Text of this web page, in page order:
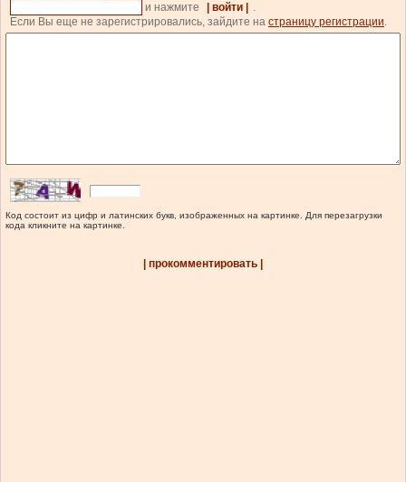
и нажмите
| войти |
.
Если Вы еще не зарегистрировались, зайдите на страницу регистрации.
Код состоит из цифр и латинских букв, изображенных на картинке. Для перезагрузки
кода кликните на картинке.
| прокомментировать |